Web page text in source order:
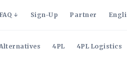
Sign-Up Partner
4PL 4PL Logistics